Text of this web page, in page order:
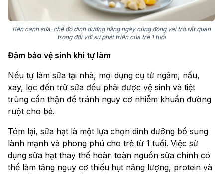
Bên cạnh sữa, chế độ dinh dưỡng hằng ngày cũng đóng vai trò rất quan
trọng đối với sự phát triển của trẻ 1 tuổi
Đảm bảo vệ sinh khi tự làm
Nếu tự làm sữa tại nhà, mọi dụng cụ từ ngâm, nấu,
xay, lọc đến trữ sữa đều phải được vệ sinh và tiệt
trùng cẩn thận để tránh nguy cơ nhiễm khuẩn đường
ruột cho bé.
Tóm lại, sữa hạt là một lựa chọn dinh dưỡng bổ sung
lành mạnh và phong phú cho trẻ từ 1 tuổi. Việc sử
dụng sữa hạt thay thế hoàn toàn nguồn sữa chính có
thể làm tăng nguy cơ thiếu hụt năng lượng, protein và